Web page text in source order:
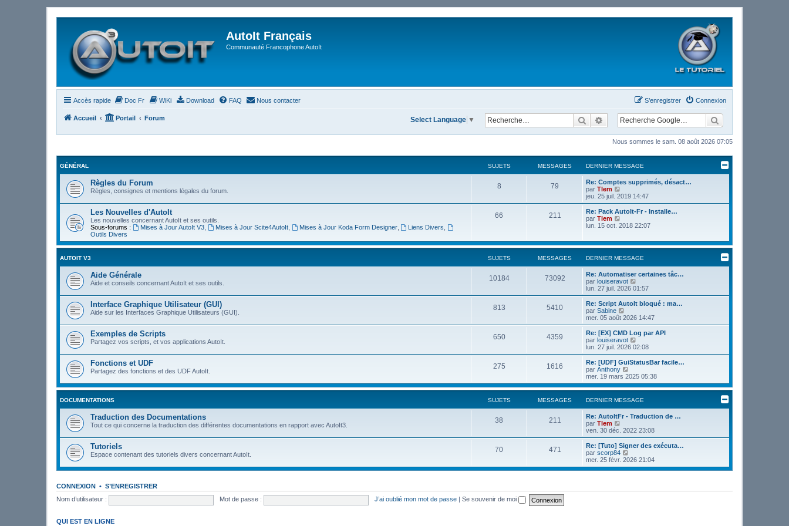
AutoIt Français
Communauté Francophone AutoIt
Accès rapide Doc Fr WiKi Download FAQ Nous contacter Connexion
S’enregistrer
Accueil Portail Forum RechercherRecherche avancée
Select Language ▼
Nous sommes le sam. 08 août 2026 07:05
GÉNÉRAL SUJETS MESSAGES DERNIER MESSAGE
Règles du Forum
Règles, consignes et mentions légales du forum.
8 79
Re: Comptes supprimés, désact…
par Tlem
o
i
r
e
r
i
e
r
m
e
s
s
a
g
e
jeu. 25 juil. 2019 14:47
Les Nouvelles d'AutoIt
Les nouvelles concernant AutoIt et ses outils.
Sous-forums :
Mises à Jour AutoIt V3, Mises à Jour Scite4AutoIt, Mises à Jour Koda Form Designer, Liens Divers
Outils Divers
66 211
Re: Pack AutoIt-Fr - Installe…
par Tlem
o
l
d
e
r
n
i
e
r
m
e
s
s
a
g
e
lun. 15 oct. 2018 22:07
AUTOIT V3 SUJETS MESSAGES DERNIER MESSAGE
Aide Générale
Aide et conseils concernant AutoIt et ses outils.
10184 73092
Re: Automatiser certaines tâc…
par louiseravot
o
i
r
e
r
n
i
r
e
s
s
a
g
e
lun. 27 juil. 2026 01:57
Interface Graphique Utilisateur (GUI)
Aide sur les Interfaces Graphique Utilisateurs (GUI).
813 5410
Re: Script AutoIt bloqué : ma…
par Sabine
o
i
r
l
e
e
r
n
i
e
m
e
s
a
g
e
mer. 05 août 2026 14:47
Exemples de Scripts
Partagez vos scripts, et vos applications AutoIt.
650 4359
Re: [EX] CMD Log par API
par louiseravot
o
i
r
e
e
n
i
e
m
e
s
a
g
e
lun. 27 juil. 2026 02:08
Fonctions et UDF
Partagez des fonctions et des UDF AutoIt.
275 1616
Re: [UDF] GuiStatusBar facile…
par Anthony
o
i
r
l
e
d
e
n
i
e
m
e
mer. 19 mars 2025 05:38
DOCUMENTATIONS SUJETS MESSAGES DERNIER MESSAGE
Traduction des Documentations
Tout ce qui concerne la traduction des différentes documentations en rapport avec AutoIt3.
38 211
Re: AutoItFr - Traduction de …
par Tlem
o
i
r
e
e
i
ven. 30 déc. 2022 23:08
Tutoriels
Espace contenant des tutoriels divers concernant AutoIt.
70 471
Re: [Tuto] Signer des exécuta…
par scorp84
o
i
r
mer. 25 févr. 2026 21:04
CONNEXION • S’ENREGISTRER
Nom d’utilisateur :
Mot de passe : J’ai oublié mon mot de passe Se souvenir de moi
QUI EST EN LIGNE